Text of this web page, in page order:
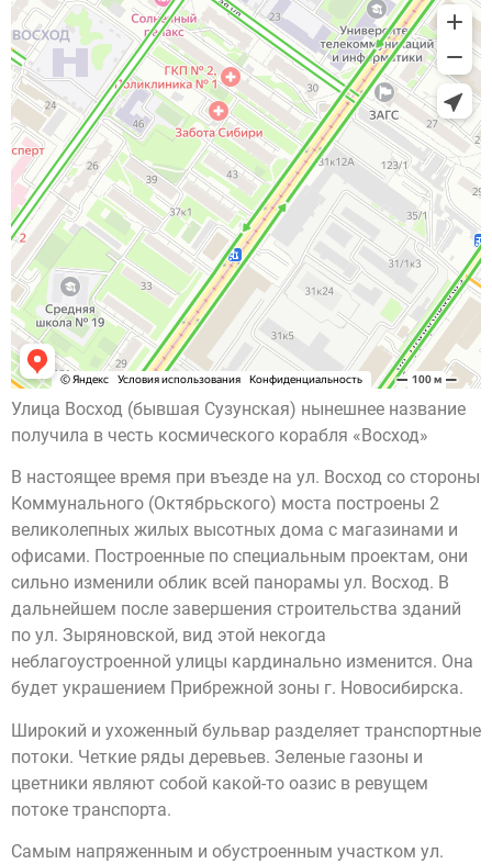
Улица Восход (бывшая Сузунская) нынешнее название
получила в честь космического корабля «Восход»
В настоящее время при въезде на ул. Восход со стороны
Коммунального (Октябрьского) моста построены 2
великолепных жилых высотных дома с магазинами и
офисами. Построенные по специальным проектам, они
сильно изменили облик всей панорамы ул. Восход. В
дальнейшем после завершения строительства зданий
по ул. Зыряновской, вид этой некогда
неблагоустроенной улицы кардинально изменится. Она
будет украшением Прибрежной зоны г. Новосибирска.
Широкий и ухоженный бульвар разделяет транспортные
потоки. Четкие ряды деревьев. Зеленые газоны и
цветники являют собой какой-то оазис в ревущем
потоке транспорта.
Самым напряженным и обустроенным участком ул.